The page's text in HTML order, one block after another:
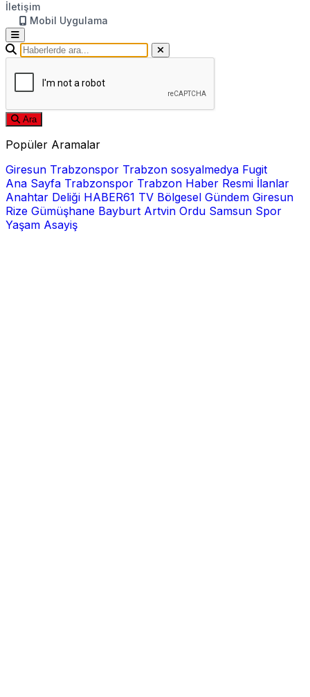
İletişim
Mobil Uygulama
Ara
Popüler Aramalar
Giresun Trabzonspor Trabzon sosyalmedya Fugit
Ana Sayfa Trabzonspor Trabzon Haber Resmi İlanlar
Anahtar Deliği HABER61 TV Bölgesel Gündem Giresun
Rize Gümüşhane Bayburt Artvin Ordu Samsun Spor
Yaşam Asayiş